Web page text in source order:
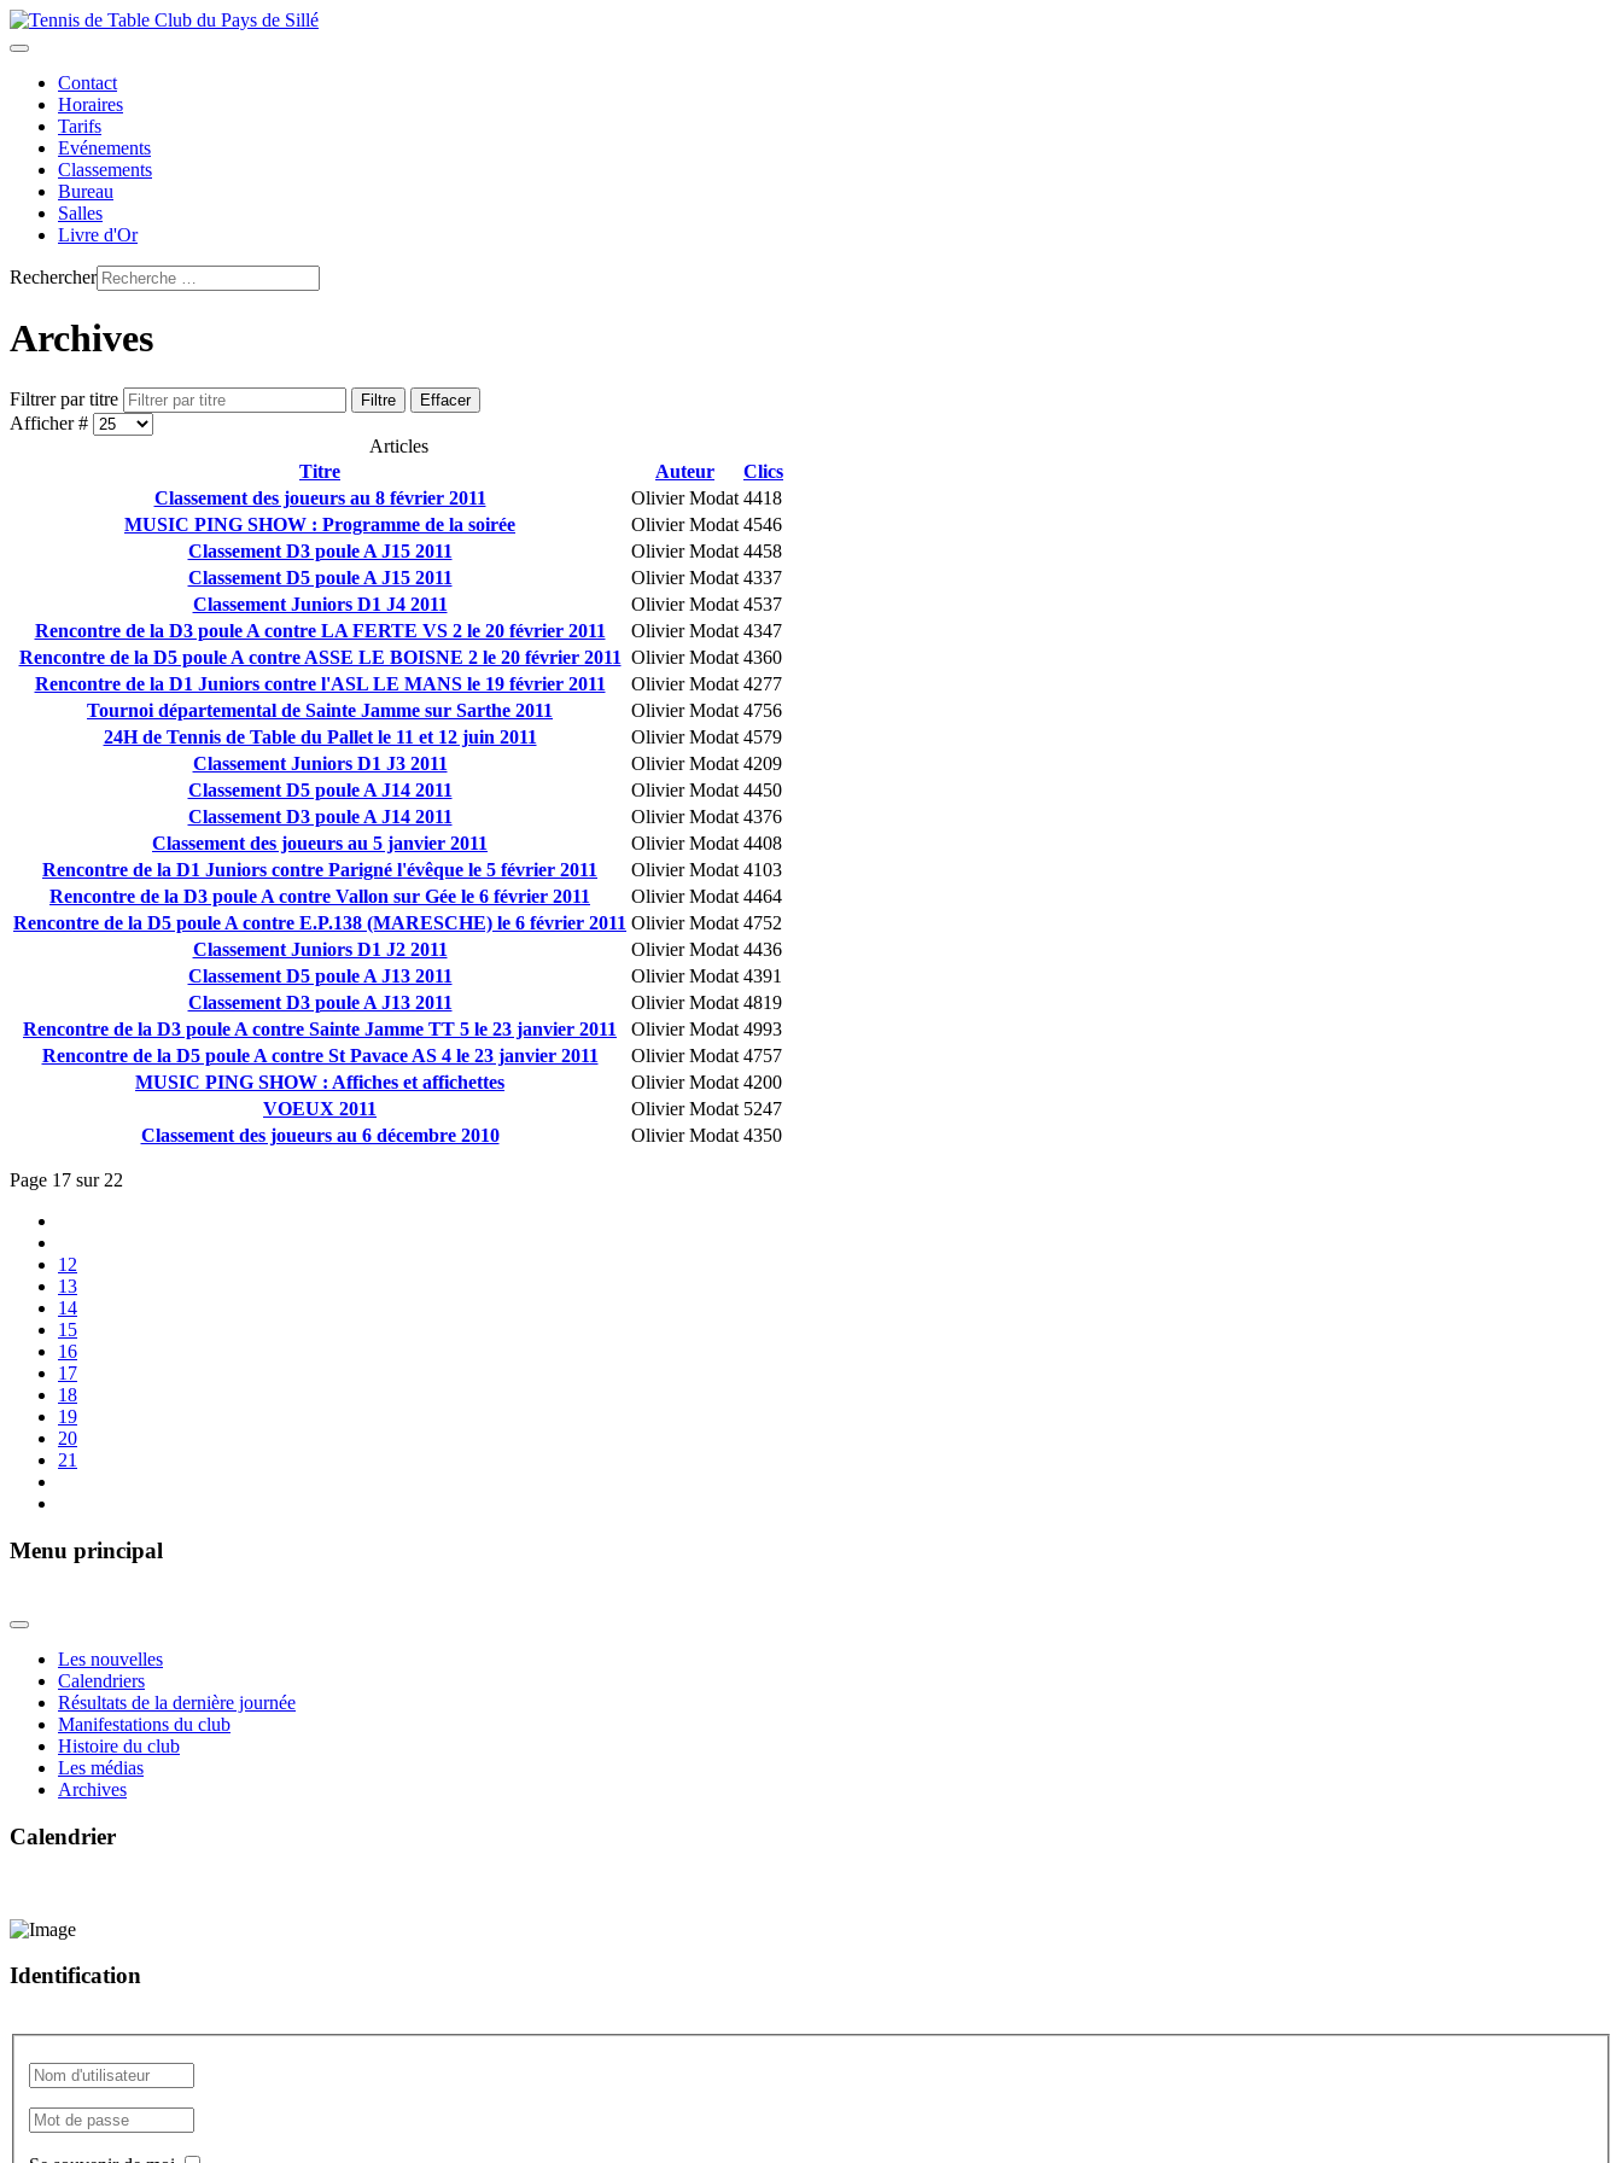
Contact
Horaires
Tarifs
Evénements
Classements
Bureau
Salles
Livre d'Or
Rechercher
Archives
Filtrer par titre Filtre Effacer
Afficher #
Articles
Titre
Auteur
Clics
Classement des joueurs au 8 février 2011
Olivier Modat 4418
MUSIC PING SHOW : Programme de la soirée
Olivier Modat 4546
Classement D3 poule A J15 2011
Olivier Modat 4458
Classement D5 poule A J15 2011
Olivier Modat 4337
Classement Juniors D1 J4 2011
Olivier Modat 4537
Rencontre de la D3 poule A contre LA FERTE VS 2 le 20 février 2011
Olivier Modat 4347
Rencontre de la D5 poule A contre ASSE LE BOISNE 2 le 20 février 2011 Olivier Modat 4360
Rencontre de la D1 Juniors contre l'ASL LE MANS le 19 février 2011
Olivier Modat 4277
Tournoi départemental de Sainte Jamme sur Sarthe 2011
Olivier Modat 4756
24H de Tennis de Table du Pallet le 11 et 12 juin 2011
Olivier Modat 4579
Classement Juniors D1 J3 2011
Olivier Modat 4209
Classement D5 poule A J14 2011
Olivier Modat 4450
Classement D3 poule A J14 2011
Olivier Modat 4376
Classement des joueurs au 5 janvier 2011
Olivier Modat 4408
Rencontre de la D1 Juniors contre Parigné l'évêque le 5 février 2011
Olivier Modat 4103
Rencontre de la D3 poule A contre Vallon sur Gée le 6 février 2011
Olivier Modat 4464
Rencontre de la D5 poule A contre E.P.138 (MARESCHE) le 6 février 2011 Olivier Modat 4752
Classement Juniors D1 J2 2011
Olivier Modat 4436
Classement D5 poule A J13 2011
Olivier Modat 4391
Classement D3 poule A J13 2011
Olivier Modat 4819
Rencontre de la D3 poule A contre Sainte Jamme TT 5 le 23 janvier 2011
Olivier Modat 4993
Rencontre de la D5 poule A contre St Pavace AS 4 le 23 janvier 2011
Olivier Modat 4757
MUSIC PING SHOW : Affiches et affichettes
Olivier Modat 4200
VOEUX 2011
Olivier Modat 5247
Classement des joueurs au 6 décembre 2010
Olivier Modat 4350
Page 17 sur 22
12
13
14
15
16
17
18
19
20
21
Menu principal
Les nouvelles
Calendriers
Résultats de la dernière journée
Manifestations du club
Histoire du club
Les médias
Archives
Calendrier
Identification